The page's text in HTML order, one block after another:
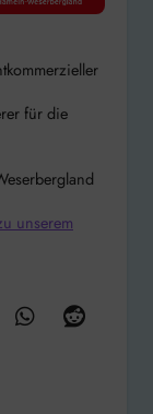
für die
unserem